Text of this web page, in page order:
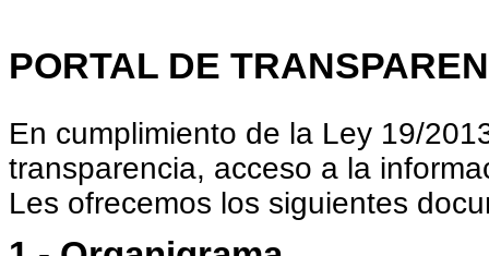
PORTAL DE
En cumplimiento de la Ley 19/
transparencia, acceso a la
Les ofrecemos los siguientes